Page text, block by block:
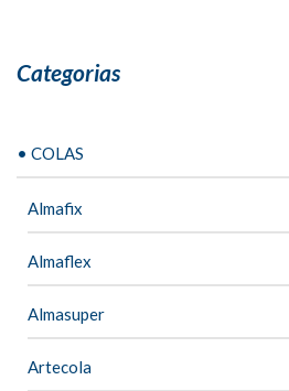
Categorias
• COLAS
Almafix
Almaflex
Almasuper
Artecola